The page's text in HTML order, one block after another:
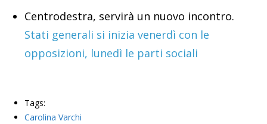
Centrodestra, servirà un nuovo incontro.
Stati generali si inizia venerdì con le
opposizioni, lunedì le parti sociali
Tags:
Carolina Varchi